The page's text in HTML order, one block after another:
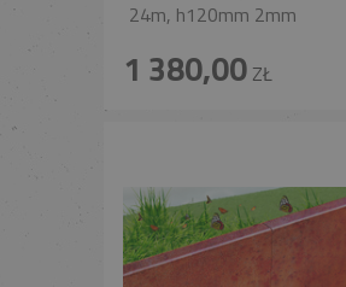
24m, h120mm 2mm
1 380,00ZŁ